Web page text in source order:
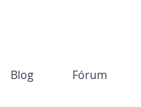
Blog Fórum